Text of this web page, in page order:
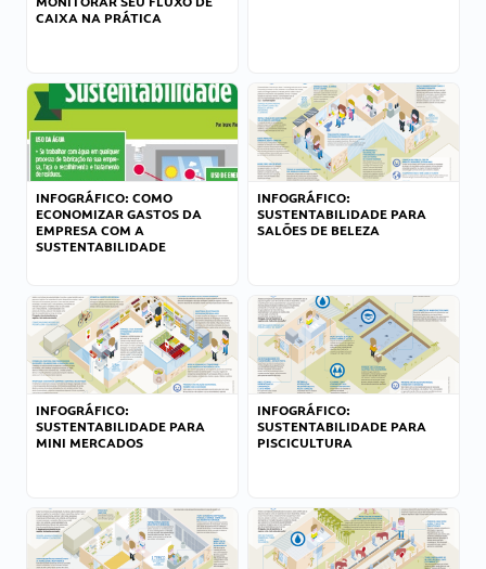
CAIXA NA PRÁTICA
INFOGRÁFICO: COMO
ECONOMIZAR GASTOS DA
EMPRESA COM A
SUSTENTABILIDADE
INFOGRÁFICO:
SUSTENTABILIDADE PARA
SALÕES DE BELEZA
INFOGRÁFICO:
SUSTENTABILIDADE PARA
MINI MERCADOS
INFOGRÁFICO:
SUSTENTABILIDADE PARA
PISCICULTURA